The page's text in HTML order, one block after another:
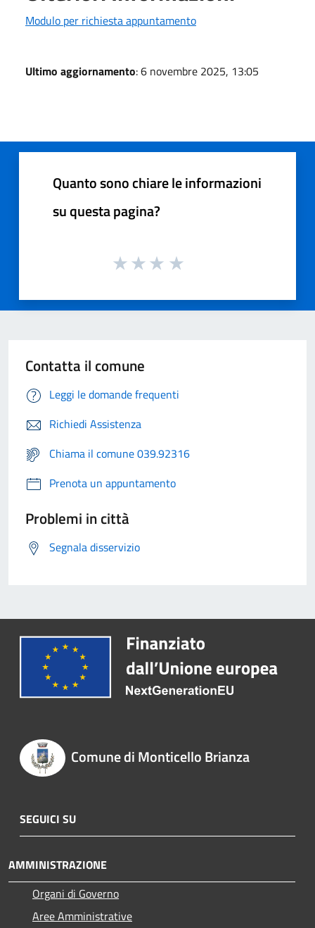
Modulo per richiesta appuntamento
Ultimo aggiornamento: 6 novembre 2025, 13:05
Quanto sono chiare le informazioni
su questa pagina?
Contatta il comune
Leggi le domande frequenti
Richiedi Assistenza
Chiama il comune 039.92316
Prenota un appuntamento
Problemi in città
Segnala disservizio
Comune di Monticello Brianza
SEGUICI SU
AMMINISTRAZIONE
Organi di Governo
Aree Amministrative